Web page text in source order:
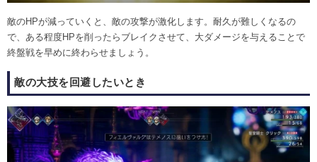
敵のHPが減っていくと、敵の攻撃が激化します。耐久が難しくなるの
で、ある程度HPを削ったらブレイクさせて、大ダメージを与えることで
終盤戦を早めに終わらせましょう。
敵の大技を回避したいとき